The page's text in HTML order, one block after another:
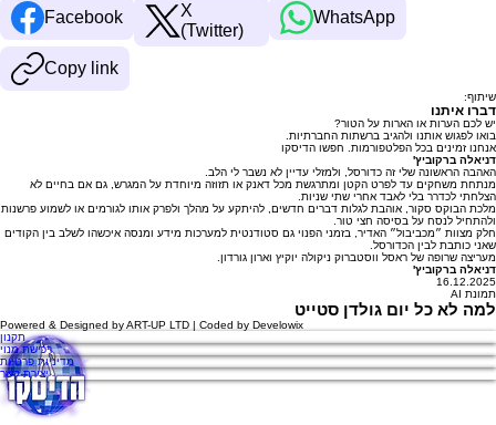
Facebook
X
(Twitter)
WhatsApp
Copy link
שיתוף:
דברו איתנו
יש לכם הערות או הארות על הטור?
בואו לפגוש אותנו ולהגיב ברשתות החברתיות.
אנחנו זמינים בכל הפלטפורמות. חפשו הדיסקו
דניאלה ברקוביץ'
האהבה הראשונה שלי זה כדורסל, ולמזלי עדיין לא נשבר לי הלב.
מנתחת משחקים עד לפרט הקטן ומתרגשת מכל דאנק או תזוזה מיוחדת על המגרש, גם אם בחיים לא
הצלחתי לכדרר בלי לאבד אחרי שתי שניות.
מלכת הבוקס סקור, אוהבת לגלות דברים חדשים, להיתקע על מהלך ולפרק אותו לגורמים או לשמוע פרשנות
ולהתחיל לנסח על בסיסה חצי טור.
חלק מצוות ״מכביבול״ האדיר, בזמני הפנוי גם סטודנטית למערכות מידע ומנסה איכשהו לשלב בין הקודים
שאני כותבת לבין הכדורסל.
מעריצה שרופה של ראסל ווסטברוק ניקולה יוקיץ וארון גורדון.
דניאלה ברקוביץ'
16.12.2025
תמונת AI
למה לא כל יום גולדן סטייט
Powered & Designed byART-UP LTD | Coded by Develowix
תקנון
רכישת מנוי
מדיניות פרטיות
יצירת קשר